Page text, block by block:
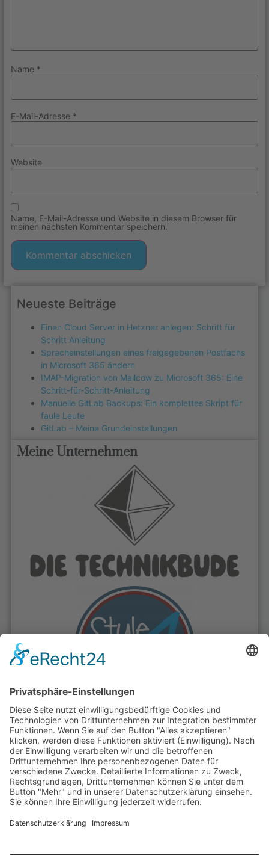
Name *
E-Mail-Adresse *
Website
Name, E-Mail-Adresse und Website in diesem Browser für
meinen nächsten Kommentar speichern.
Neueste Beiträge
Einen Cloud Server in Hetzner anlegen: Schritt für
Schritt Anleitung
Spracheinstellungen eines freigegebenen Postfachs
in Microsoft 365 ändern
IMAP-Migration von Mailcow zu Microsoft 365: Eine
Schritt-für-Schritt-Anleitung
Manuelle GitLab Backups: Ein komplettes Skript für
faule Leute
GitLab – Meine Grundeinstellungen
Meine Unternehmen
Meine Projekte